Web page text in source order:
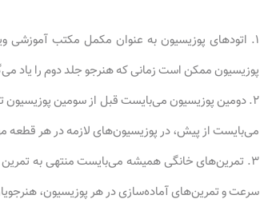
۱. اتودهای پوزیسیون به عنوان مکمل مکتب آموزشی
پوزیسیون ممکن است زمانی که هنرجو جلد دوم را یاد
۲. دومین پوزیسیون می‌بایست قبل از سومین
می‌بایست از پیش، در پوزیسیون‌های لازمه در هر قطعه
۳. تمرین‌های خانگی همیشه می‌بایست منتهی به
سرعت و تمرین‌های آماده‌سازی در هر پوزیسیون،